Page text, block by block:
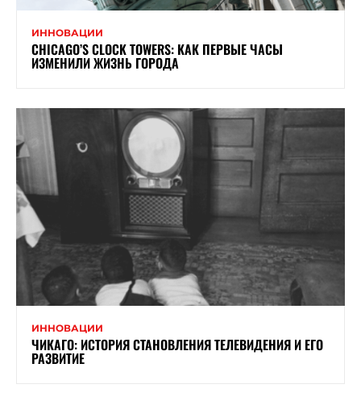
ИННОВАЦИИ
CHICAGO’S CLOCK TOWERS: КАК ПЕРВЫЕ ЧАСЫ
ИЗМЕНИЛИ ЖИЗНЬ ГОРОДА
ИННОВАЦИИ
ЧИКАГО: ИСТОРИЯ СТАНОВЛЕНИЯ ТЕЛЕВИДЕНИЯ И ЕГО
РАЗВИТИЕ